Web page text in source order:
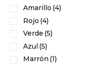
Amarillo (4)
Rojo (4)
Verde (5)
Azul (5)
Marrón (1)